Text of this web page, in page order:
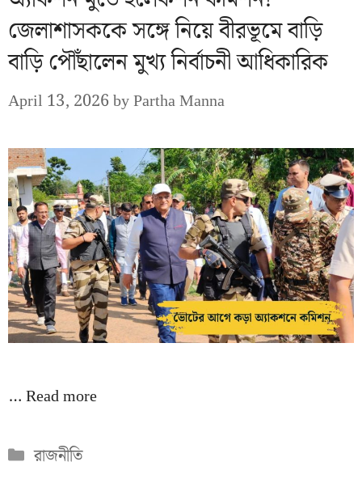
জেলাশাসককে সঙ্গে নিয়ে বীরভূমে বাড়ি
বাড়ি পৌঁছালেন মুখ্য নির্বাচনী আধিকারিক
April 13, 2026byPartha Manna
…Read more
Categories
রাজনীতি